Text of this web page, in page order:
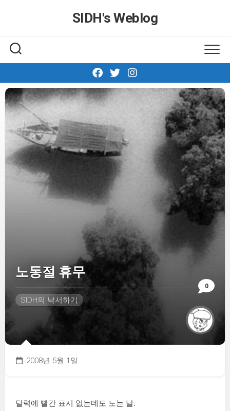
SIDH′s Weblog
0
노동절 휴무
SIDH의 낙서하기
2008년 5월 1일
달력에 빨간 표시 없는데도 노는 날.